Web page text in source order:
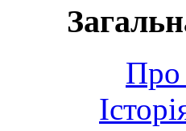
Про